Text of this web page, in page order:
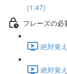
(1:47)
フレーズの必
絶対覚
絶対覚